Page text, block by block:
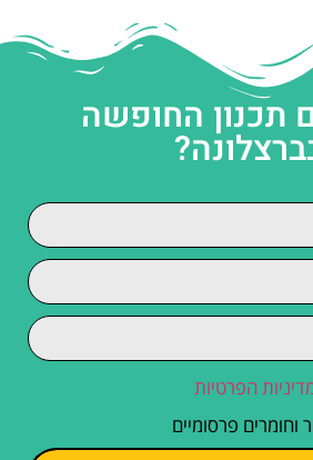
תכנון החופשה
הפרטיות
פרסומיים